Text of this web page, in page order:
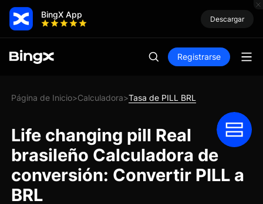
BingX App Descargar
Registrarse
Página de Inicio>Calculadora>Tasa de PILL BRL
Life changing pill Real
brasileño Calculadora de
conversión: Convertir PILL a
BRL